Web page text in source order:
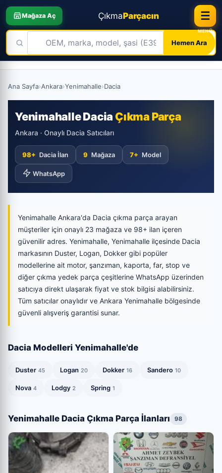
Mağaza Aç ÇıkmaParçacın
Hemen Ara
☰
Ana Sayfa›Ankara›Yenimahalle›Dacia
Yenimahalle Dacia Çıkma Parça
Ankara · Onaylı Dacia Satıcıları
98+ Dacia İlan 9 Mağaza 7+ Model
WhatsApp
Yenimahalle Ankara'da Dacia çıkma parça arayan
müşteriler için onaylı 23 mağaza ve 98+ ilan içeren
güvenilir adres. Yenimahalle, Yenimahalle ilçesinde Dacia
markasının Duster, Logan, Dokker gibi popüler
modellerine ait motor, şanzıman, kaporta, far, stop ve
diğer çıkma yedek parça çeşitlerine WhatsApp üzerinden
satıcıya direkt ulaşarak fiyat ve stok bilgisi alabilirsiniz.
Tüm satıcılar onaylıdır ve Ankara Yenimahalle bölgesinde
güvenli alışveriş garantisi sunar.
Dacia Modelleri Yenimahalle'de
Duster 45 Logan 20 Dokker 16 Sandero 10
Nova 4 Lodgy 2 Spring 1
Yenimahalle Dacia Çıkma Parça İlanları 98